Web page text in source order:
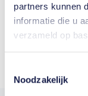
partners kunnen
informatie die u
verzameld op
Noodzakelijk